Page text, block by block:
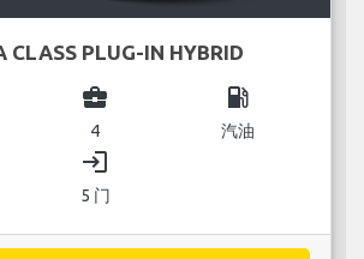
CLASS PLUG-IN HYBRID
business_center
4
local_gas_station
汽油
login
5 门